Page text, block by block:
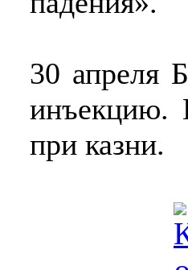
30 апреля
инъекцию.
при казни.